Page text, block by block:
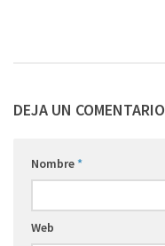
DEJA UN COMENTARIO
Nombre*
Web